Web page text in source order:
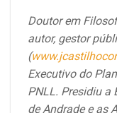
Doutor em
autor, gestor
(
Executivo do
PNLL. Presidiu a
de Andrade e as